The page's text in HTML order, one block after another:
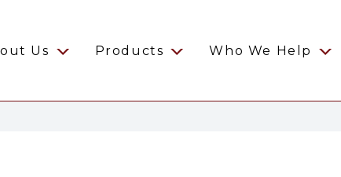
Us Products Who We Help